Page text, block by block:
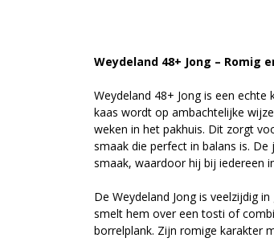
Weydeland 48+ Jong – Romig
Weydeland 48+ Jong is een echte
kaas wordt op ambachtelijke
weken in het pakhuis. Dit zorgt
smaak die perfect in balans is.
smaak, waardoor hij bij iedereen
De Weydeland Jong is veelzijdig
smelt hem over een tosti of
borrelplank. Zijn romige karakter